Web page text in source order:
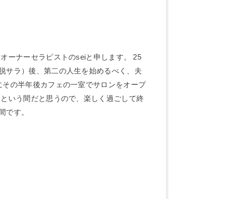
ーナーセラピストのseiと申します。 25
サラ）後、第二の人生を始めるべく、夫
の半年後カフェの一室でサロンをオープ
いう間だと思うので、楽しく過ごして終
です。